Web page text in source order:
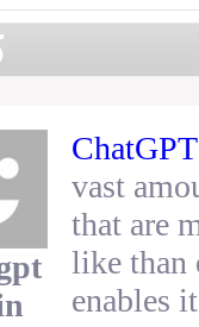
vast
that are
like than
enables